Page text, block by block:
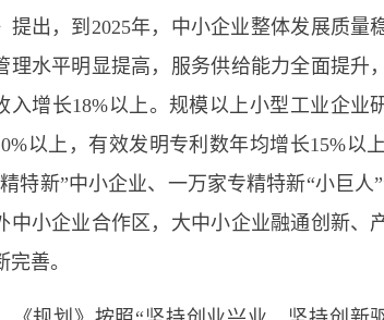
提出，到2025年，中小企业整体发展质
理水平明显提高，服务供给能力全面提升
入增长18%以上。规模以上小型工业企业
以上，有效发明专利数年均增长15%以
特新”中小企业、一万家专精特新“小巨
中小企业合作区，大中小企业融通创新、
完善。